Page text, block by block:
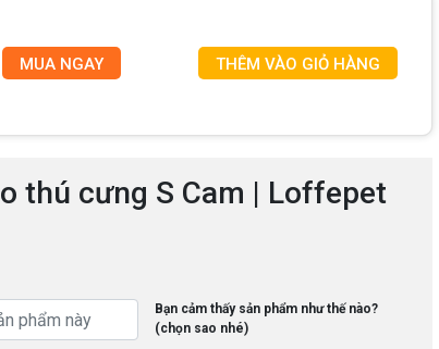
MUA NGAY THÊM VÀO GIỎ HÀNG
thú cưng S Cam | Loffepet
Bạn cảm thấy sản phẩm như thế nào?
(chọn sao nhé)